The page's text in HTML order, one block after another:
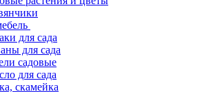
для сада
для сада
садовые
для сада
скамейка